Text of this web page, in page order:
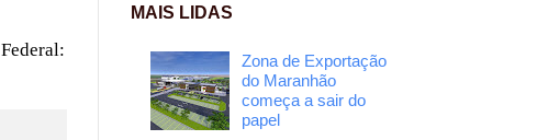
MAIS LIDAS
Zona de Exportação
do Maranhão
começa a sair do
papel